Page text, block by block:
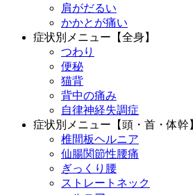
肩がだるい
かかとが痛い
症状別メニュー【全身】
つわり
便秘
猫背
背中の痛み
自律神経失調症
症状別メニュー【頭・首・体幹】
椎間板ヘルニア
仙腸関節性腰痛
ぎっくり腰
ストレートネック